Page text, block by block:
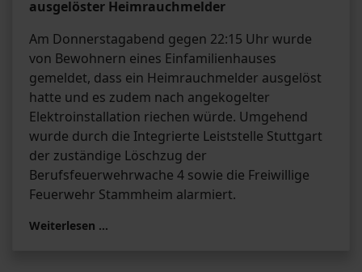
ausgelöster Heimrauchmelder
Am Donnerstagabend gegen 22:15 Uhr wurde
von Bewohnern eines Einfamilienhauses
gemeldet, dass ein Heimrauchmelder ausgelöst
hatte und es zudem nach angekogelter
Elektroinstallation riechen würde. Umgehend
wurde durch die Integrierte Leiststelle Stuttgart
der zuständige Löschzug der
Berufsfeuerwehrwache 4 sowie die Freiwillige
Feuerwehr Stammheim alarmiert.
Weiterlesen …